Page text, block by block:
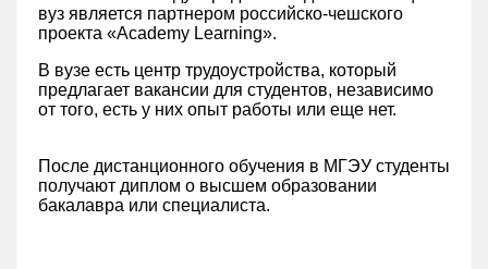
вуз является партнером российско-чешского
проекта «Academy Learning».
В вузе есть центр трудоустройства, который
предлагает вакансии для студентов, независимо
от того, есть у них опыт работы или еще нет.
После дистанционного обучения в МГЭУ студенты
получают диплом о высшем образовании
бакалавра или специалиста.